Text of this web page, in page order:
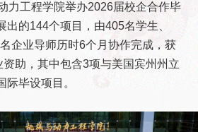
力工程学院举办2026届校企合作毕
出的144个项目，由405名学生、
企业导师历时6个月协作完成，获
助，其中包含3项与美国宾州州立
际毕设项目。